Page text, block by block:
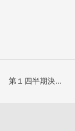
第１四半期決…